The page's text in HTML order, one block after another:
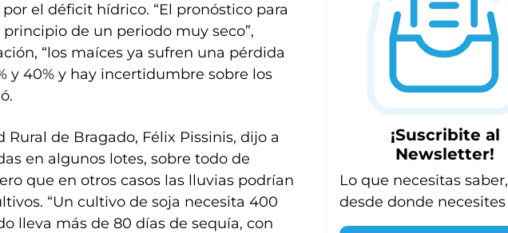
el déficit hídrico. “El pronóstico para
de un periodo muy seco”,
“los maíces ya sufren una pérdida
y 40% y hay incertidumbre sobre los
Rural de Bragado, Félix Pissinis, dijo a
en algunos lotes, sobre todo de
que en otros casos las lluvias podrían
“Un cultivo de soja necesita 400
lleva más de 80 días de sequía, con
¡Suscribite al
Newsletter!
Lo que necesitas saber,
desde donde necesites